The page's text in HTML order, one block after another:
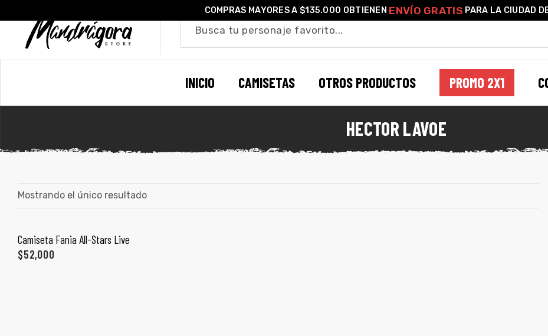
COMPRAS MAYORES A $135.000 OBTIENEN ENVÍO GRATIS PARA LA CIUDAD
INICIO CAMISETAS OTROS PRODUCTOS PROMO 2X1
HECTOR LAVOE
Mostrando el único resultado
SELECCIONAR OPCIONES
Camiseta Fania All-Stars Live
$52,000